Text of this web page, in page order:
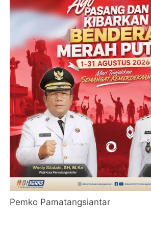
Pemko Pamatangsiantar